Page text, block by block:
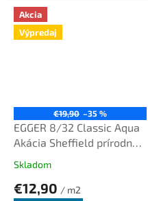
Akcia
Výpredaj
€19,90 –35 %
EGGER 8/32 Classic Aqua
Akácia Sheffield prírodná
Skladom
€12,90 / m2